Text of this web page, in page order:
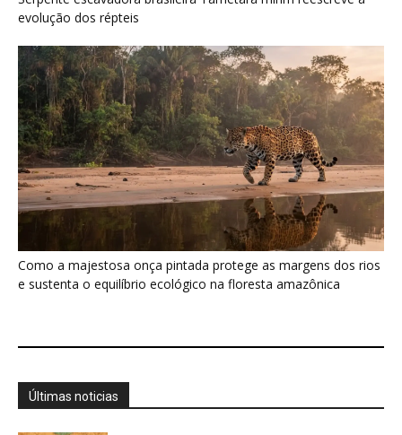
Últimas noticias
Nova espécie de rã é descoberta em florestas
do Acre
5 de agosto de 2026
Fertilizante inteligente da USP pode regenerar
solos degradados
5 de agosto de 2026
Um simples tapete de musgo escondia